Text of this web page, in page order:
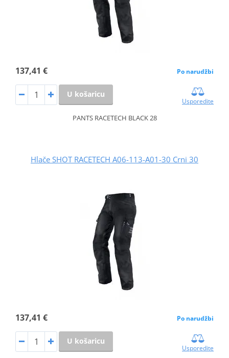
137,41 € Po narudžbi
U košaricu
Usporedite
PANTS RACETECH BLACK 28
Hlače SHOT RACETECH A06-113-A01-30 Crni 30
137,41 € Po narudžbi
U košaricu
Usporedite